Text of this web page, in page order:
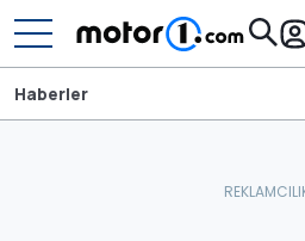
Haberler